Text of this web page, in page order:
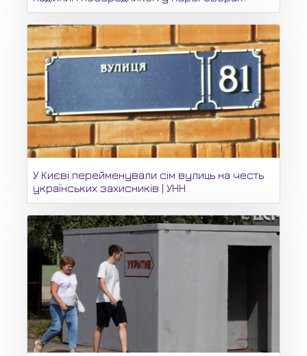
У Києві перейменували сім вулиць на честь
українських захисників | УНН